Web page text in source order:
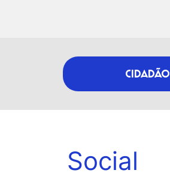
CIDADÃO
Social